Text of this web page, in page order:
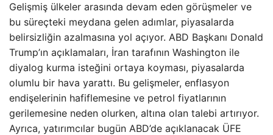
Gelişmiş ülkeler arasında devam eden görüşmeler ve
bu süreçteki meydana gelen adımlar, piyasalarda
belirsizliğin azalmasına yol açıyor. ABD Başkanı Donald
Trump’ın açıklamaları, İran tarafının Washington ile
diyalog kurma isteğini ortaya koyması, piyasalarda
olumlu bir hava yarattı. Bu gelişmeler, enflasyon
endişelerinin hafiflemesine ve petrol fiyatlarının
gerilemesine neden olurken, altına olan talebi artırıyor.
Ayrıca, yatırımcılar bugün ABD’de açıklanacak ÜFE